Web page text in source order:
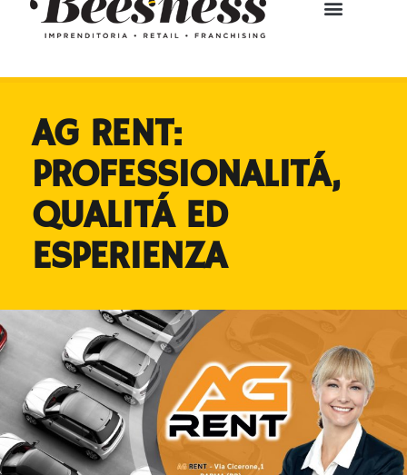
AG RENT:
PROFESSIONALITÁ,
QUALITÁ ED
ESPERIENZA